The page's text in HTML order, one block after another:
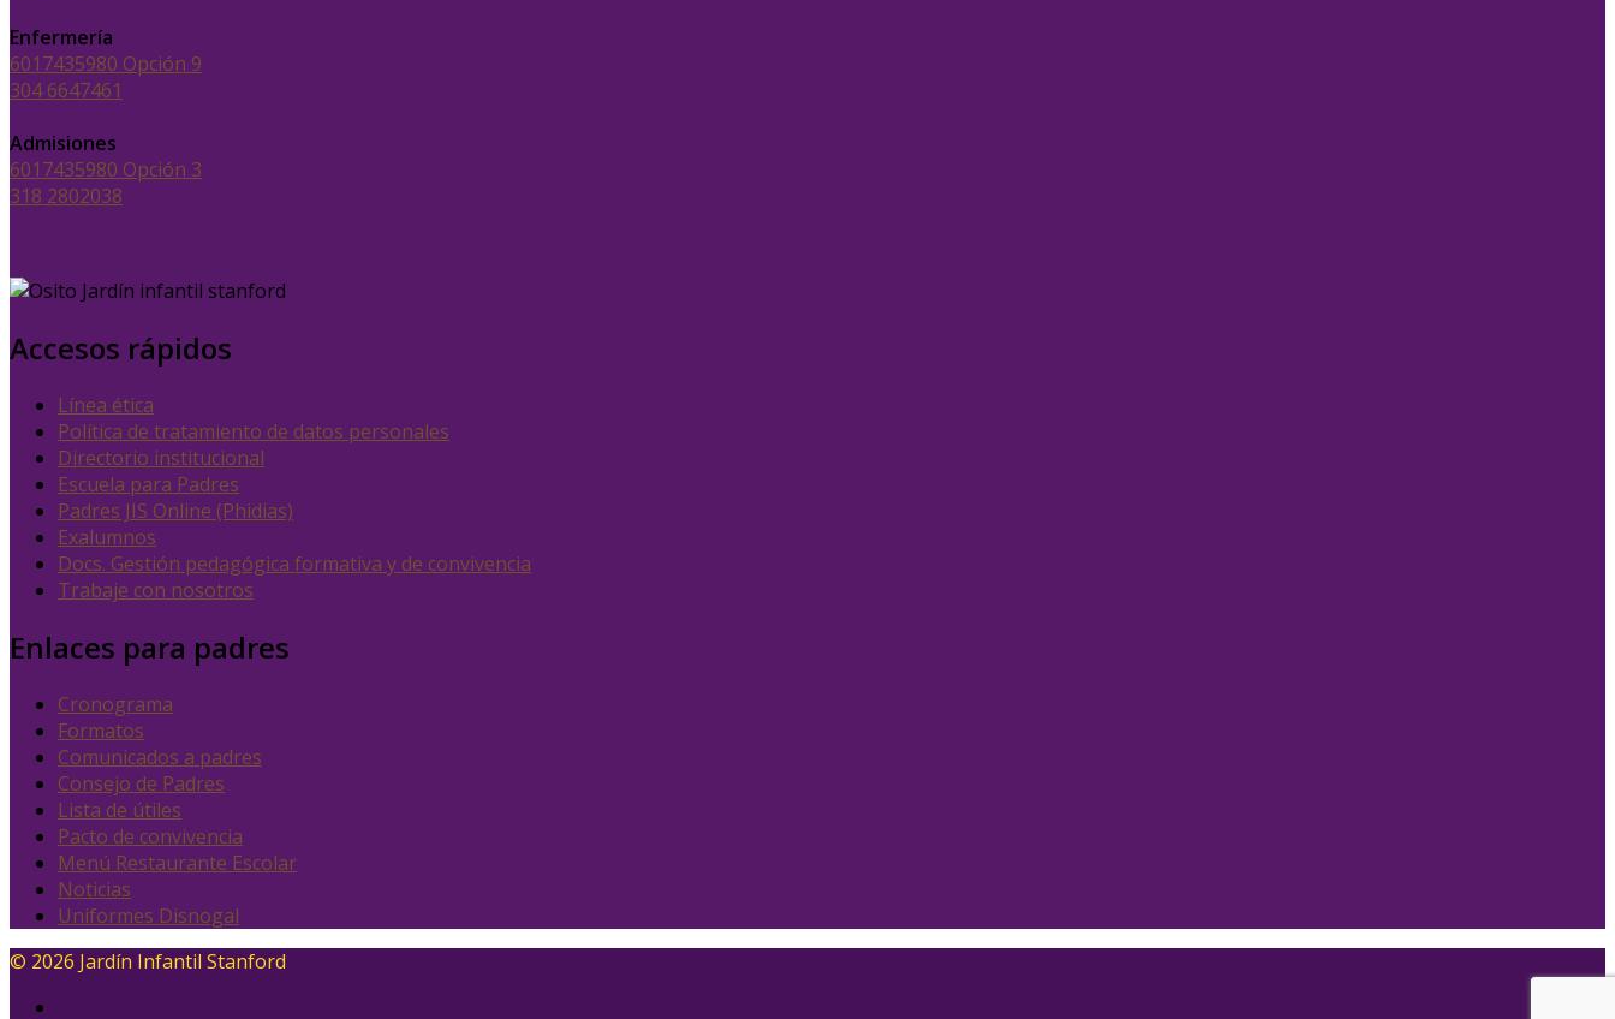
Enfermería
6017435980 Opción 9
304 6647461
Admisiones
6017435980 Opción 3
318 2802038
Accesos rápidos
Línea ética
Política de tratamiento de datos personales
Directorio institucional
Escuela para Padres
Padres JIS Online (Phidias)
Exalumnos
Docs. Gestión pedagógica formativa y de convivencia
Trabaje con nosotros
Enlaces para padres
Cronograma
Formatos
Comunicados a padres
Consejo de Padres
Lista de útiles
Pacto de convivencia
Menú Restaurante Escolar
Noticias
Uniformes Disnogal
© 2026 Jardín Infantil Stanford